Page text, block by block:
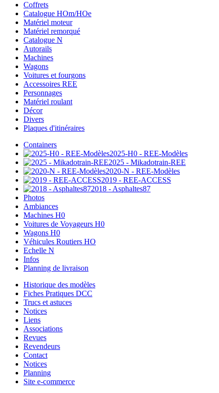
Coffrets
Catalogue HOm/HOe
Matériel moteur
Matériel remorqué
Catalogue N
Autorails
Machines
Wagons
Voitures et fourgons
Accessoires REE
Personnages
Matériel roulant
Décor
Divers
Plaques d'itinéraires
Containers
2025-H0 - REE-Modèles
2025 - Mikadotrain-REE
2020-N - REE-Modèles
2019 - REE-ACCESS
2018 - Asphaltes87
Photos
Ambiances
Machines H0
Voitures de Voyageurs H0
Wagons H0
Véhicules Routiers HO
Echelle N
Infos
Planning de livraison
Historique des modèles
Fiches Pratiques DCC
Trucs et astuces
Notices
Liens
Associations
Revues
Revendeurs
Contact
Notices
Planning
Site e-commerce